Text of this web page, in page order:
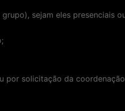
sejam eles presenciais
por solicitação da